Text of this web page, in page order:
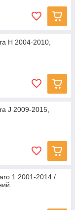
H 2004-2010,
J 2009-2015,
1 2001-2014 /